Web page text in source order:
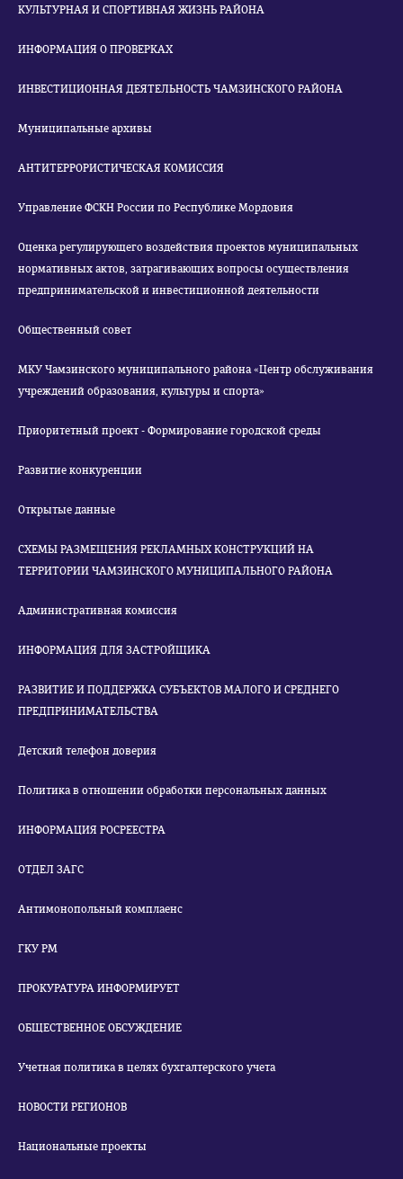
КУЛЬТУРНАЯ И СПОРТИВНАЯ ЖИЗНЬ РАЙОНА
ИНФОРМАЦИЯ О ПРОВЕРКАХ
ИНВЕСТИЦИОННАЯ ДЕЯТЕЛЬНОСТЬ ЧАМЗИНСКОГО РАЙОНА
Муниципальные архивы
АНТИТЕРРОРИСТИЧЕСКАЯ КОМИССИЯ
Управление ФСКН России по Республике Мордовия
Оценка регулирующего воздействия проектов муниципальных
нормативных актов, затрагивающих вопросы осуществления
предпринимательской и инвестиционной деятельности
Общественный совет
МКУ Чамзинского муниципального района «Центр обслуживания
учреждений образования, культуры и спорта»
Приоритетный проект - Формирование городской среды
Развитие конкуренции
Открытые данные
СХЕМЫ РАЗМЕЩЕНИЯ РЕКЛАМНЫХ КОНСТРУКЦИЙ НА
ТЕРРИТОРИИ ЧАМЗИНСКОГО МУНИЦИПАЛЬНОГО РАЙОНА
Административная комиссия
ИНФОРМАЦИЯ ДЛЯ ЗАСТРОЙЩИКА
РАЗВИТИЕ И ПОДДЕРЖКА СУБЪЕКТОВ МАЛОГО И СРЕДНЕГО
ПРЕДПРИНИМАТЕЛЬСТВА
Детский телефон доверия
Политика в отношении обработки персональных данных
ИНФОРМАЦИЯ РОСРЕЕСТРА
ОТДЕЛ ЗАГС
Антимонопольный комплаенс
ГКУ РМ
ПРОКУРАТУРА ИНФОРМИРУЕТ
ОБЩЕСТВЕННОЕ ОБСУЖДЕНИЕ
Учетная политика в целях бухгалтерского учета
НОВОСТИ РЕГИОНОВ
Национальные проекты